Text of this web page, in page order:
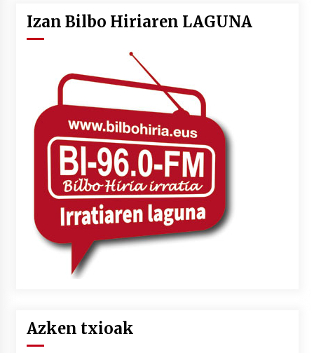
2026/07/03
SOINUGELA: Paul McCartney eta Ringo Starr-en
lan berriak
2026/07/03
MUSIBLA #297: Bide, Boards Of Canada, Somak,
Tiga, Twisted Teens, Underscores, Habia
2026/07/02
Izan Bilbo Hiriaren LAGUNA
Azken txioak